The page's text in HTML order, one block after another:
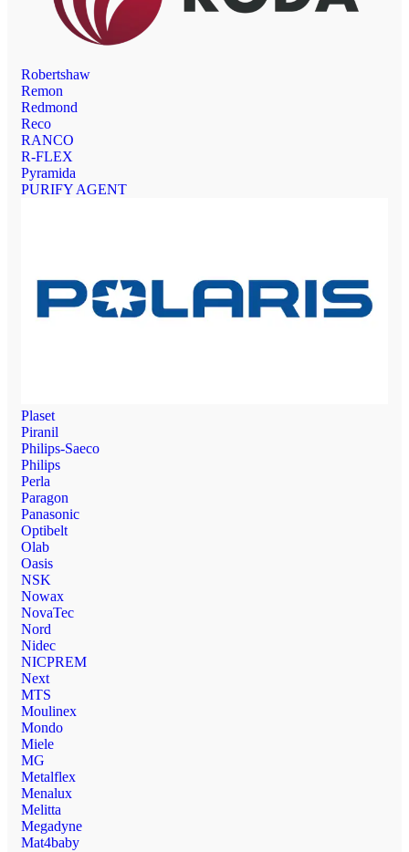
Robertshaw
Remon
Redmond
Reco
RANCO
R-FLEX
Pyramida
PURIFY AGENT
Plaset
Piranil
Philips-Saeco
Philips
Perla
Paragon
Panasonic
Optibelt
Olab
Oasis
NSK
Nowax
NovaTec
Nord
Nidec
NICPREM
Next
MTS
Moulinex
Mondo
Miele
MG
Metalflex
Menalux
Melitta
Megadyne
Mat4baby